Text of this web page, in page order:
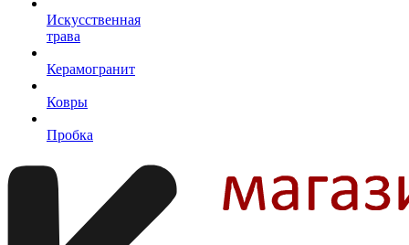
Искусственная
трава
Керамогранит
Ковры
Пробка